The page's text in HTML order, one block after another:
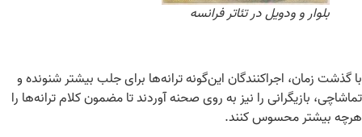
بلوار و ودویل در تئاتر فرانسه
با گذشت زمان، اجراکنندگان این‌گونه ترانه‌ها برای جلب بیشتر شنونده و
تماشاچی، بازیگرانی را نیز به روی صحنه آوردند تا مضمون کلام ترانه‌ها را
هرچه بیشتر محسوس کنند.